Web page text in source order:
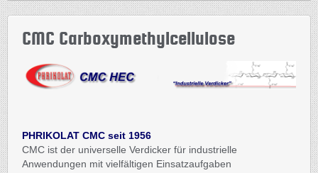
CMC Carboxymethylcellulose
PHRIKOLAT CMC seit 1956
CMC ist der universelle Verdicker für industrielle
Anwendungen mit vielfältigen Einsatzaufgaben